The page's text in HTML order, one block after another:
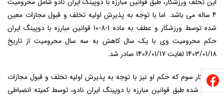
4 ساله می باشد. اما با توجه به پذیرش اولیه تخلف و قبول مجازات معین
شده توسط ورزشکار و عطف به ماده 1-8-10 قوانین مبارزه با دوپینگ ایران
حکم محرومیت وی با یک سال کاهش به سه سال محرومیت از تاریخ
1403/01/18 لغایت 1406/01/17 صادر شد.
ورزشکار سوم که حکم او نیز با توجه به پذیرش اولیه تخلف و قبول مجازات
معین شده طبق قوانین مبارزه با دوپینگ ایران نادو، توسط کمیته انضباطی